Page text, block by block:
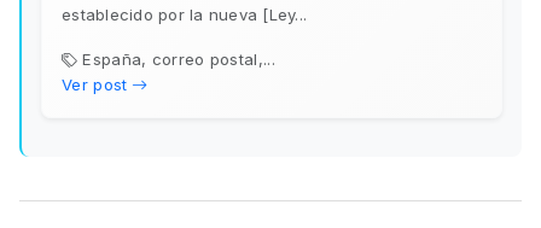
establecido por la nueva [Ley...
España, correo postal,...
Ver post